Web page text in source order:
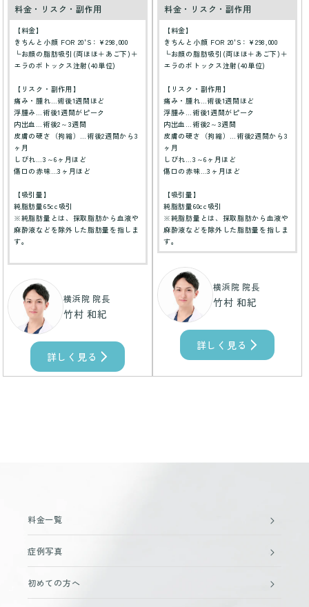
料金・リスク・副作用
【料金】
きちんと小顔 FOR 20'S：¥298,000
└お顔の脂肪吸引(両ほほ＋あご下)＋
エラのボトックス注射(40単位)
【リスク・副作用】
痛み・腫れ…術後1週間ほど
浮腫み…術後1週間がピーク
内出血…術後2～3週間
皮膚の硬さ（拘縮）…術後2週間から3
ヶ月
しびれ…3～6ヶ月ほど
傷口の赤味…3ヶ月ほど
【吸引量】
純脂肪量65cc吸引
※純脂肪量とは、採取脂肪から血液や
麻酔液などを除外した脂肪量を指しま
す。
横浜院 院長
竹村 和紀
詳しく見る
料金・リスク・副作用
【料金】
きちんと小顔 FOR 20'S：¥298,000
└お顔の脂肪吸引(両ほほ＋あご下)＋
エラのボトックス注射(40単位)
【リスク・副作用】
痛み・腫れ…術後1週間ほど
浮腫み…術後1週間がピーク
内出血…術後2～3週間
皮膚の硬さ（拘縮）…術後2週間から3
ヶ月
しびれ…3～6ヶ月ほど
傷口の赤味…3ヶ月ほど
【吸引量】
純脂肪量60cc吸引
※純脂肪量とは、採取脂肪から血液や
麻酔液などを除外した脂肪量を指しま
す。
横浜院 院長
竹村 和紀
詳しく見る
料金一覧
症例写真
初めての方へ